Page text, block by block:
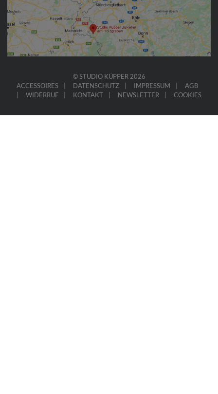
© STUDIO KÜPPER 2026
ACCESSOIRES
DATENSCHUTZ IMPRESSUM
AGB
WIDERRUF
KONTAKT NEWSLETTER COOKIES